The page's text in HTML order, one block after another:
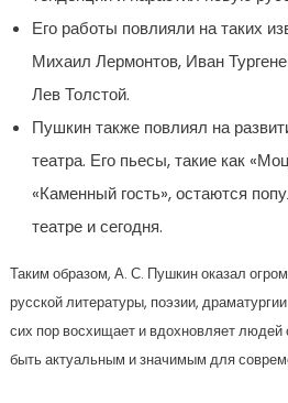
Его работы повлияли на таких
Михаил Лермонтов, Иван
Лев Толстой.
Пушкин также повлиял на
театра. Его пьесы, такие как
«Каменный гость», остаются
театре и сегодня.
Таким образом, А. С. Пушкин оказал
русской литературы, поэзии,
сих пор восхищает и вдохновляет людей
быть актуальным и значимым для